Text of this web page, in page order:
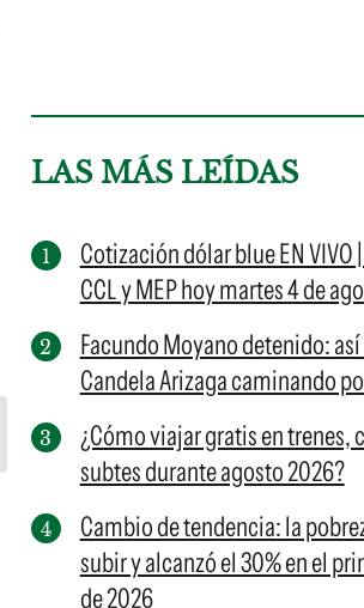
LAS MÁS LEÍDAS
Cotización dólar blue EN VIVO
CCL y MEP hoy martes 4 de
Facundo Moyano detenido: así
Candela Arizaga caminando
¿Cómo viajar gratis en trenes,
subtes durante agosto 2026?
Cambio de tendencia: la
subir y alcanzó el 30% en el
de 2026